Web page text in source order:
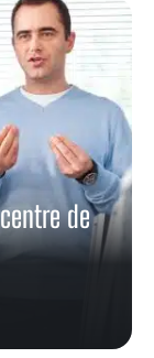
de